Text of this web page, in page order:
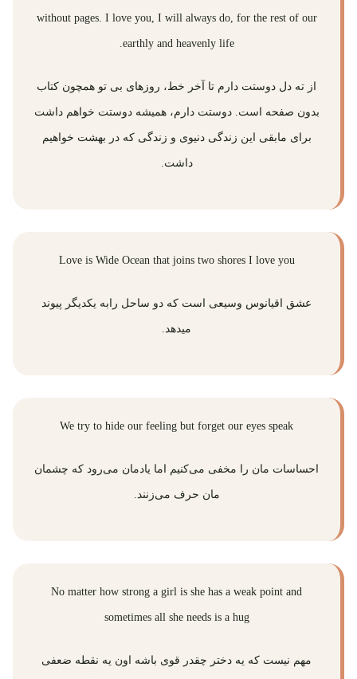
without pages. I love you, I will always do, for the rest of our
earthly and heavenly life.
از ته دل دوستت دارم تا آخر خط، روزهای بی تو همچون کتاب
بدون صفحه است. دوستت دارم، همیشه دوستت خواهم داشت
برای مابقی این زندگی دنیوی و زندگی که در بهشت خواهیم
داشت.
Love is Wide Ocean that joins two shores I love you
عشق اقیانوس وسیعی است که دو ساحل رابه یکدیگر پیوند
میدهد.
We try to hide our feeling but forget our eyes speak
احساسات مان را مخفی می‌کنیم اما یادمان می‌رود که چشمان
مان حرف می‌زنند.
No matter how strong a girl is she has a weak point and
sometimes all she needs is a hug
مهم نیست که یه دختر چقدر قوی باشه اون یه نقطه ضعفی